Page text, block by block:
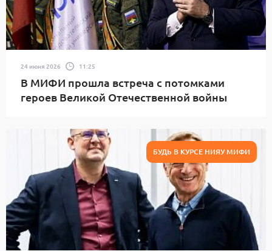
24 июня 2026 11:25
В МИФИ прошла встреча с потомками
героев Великой Отечественной войны
БУДЬ В КУРСЕ НИЯУ МИФИ